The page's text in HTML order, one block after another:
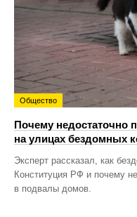
Общество
Почему недостаточно
на улицах бездомных
Эксперт рассказал, как
Конституция РФ и почему
в подвалы домов.